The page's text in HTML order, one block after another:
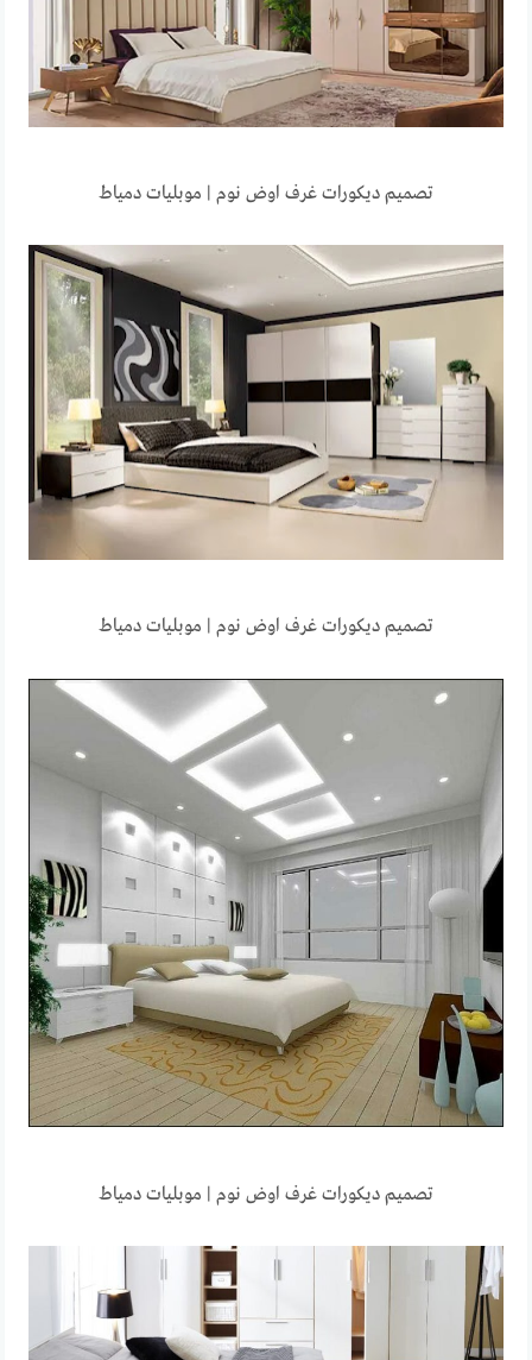
تصميم ديكورات غرف اوض نوم | موبليات دمياط
تصميم ديكورات غرف اوض نوم | موبليات دمياط
تصميم ديكورات غرف اوض نوم | موبليات دمياط